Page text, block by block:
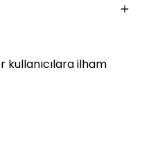
kullanıcılara ilham